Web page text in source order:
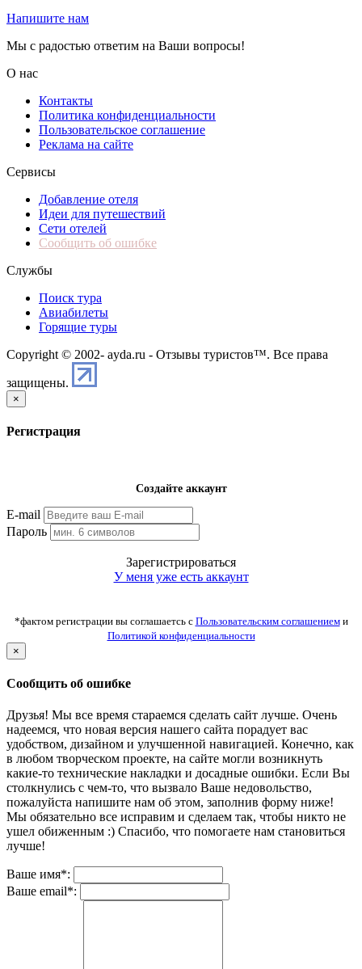
Напишите нам
Мы с радостью ответим на Ваши вопросы!
О нас
Контакты
Политика конфиденциальности
Пользовательское соглашение
Реклама на сайте
Сервисы
Добавление отеля
Идеи для путешествий
Сети отелей
Сообщить об ошибке
Службы
Поиск тура
Авиабилеты
Горящие туры
Copyright © 2002- ayda.ru - Отзывы туристов™. Все права
защищены.
×
Регистрация
Создайте аккаунт
E-mail
Пароль
Зарегистрироваться
У меня уже есть аккаунт
*фактом регистрации вы соглашаетсь с Пользовательским соглашениеми
Политикой конфиденциальности
×
Сообщить об ошибке
Друзья! Мы все время стараемся сделать сайт лучше. Очень
надеемся, что новая версия нашего сайта порадует вас
удобством, дизайном и улучшенной навигацией. Конечно, как
в любом творческом проекте, на сайте могли возникнуть
какие-то технические накладки и досадные ошибки. Если Вы
столкнулись с чем-то, что вызвало Ваше недовольство,
пожалуйста напишите нам об этом, заполнив форму ниже!
Мы обязательно все исправим и сделаем так, чтобы никто не
ушел обиженным :) Спасибо, что помогаете нам становиться
лучше!
Ваше имя*:
Ваше email*: